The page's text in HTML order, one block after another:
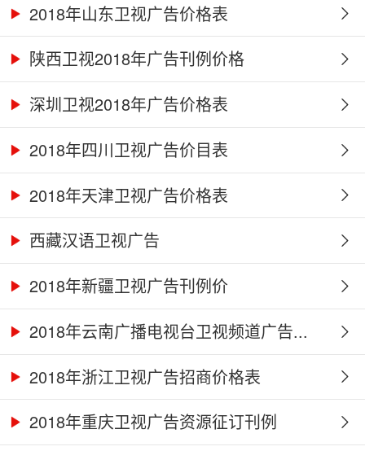
2018年山东卫视广告价格表
陕西卫视2018年广告刊例价格
深圳卫视2018年广告价格表
2018年四川卫视广告价目表
2018年天津卫视广告价格表
西藏汉语卫视广告
2018年新疆卫视广告刊例价
2018年云南广播电视台卫视频道广告...
2018年浙江卫视广告招商价格表
2018年重庆卫视广告资源征订刊例